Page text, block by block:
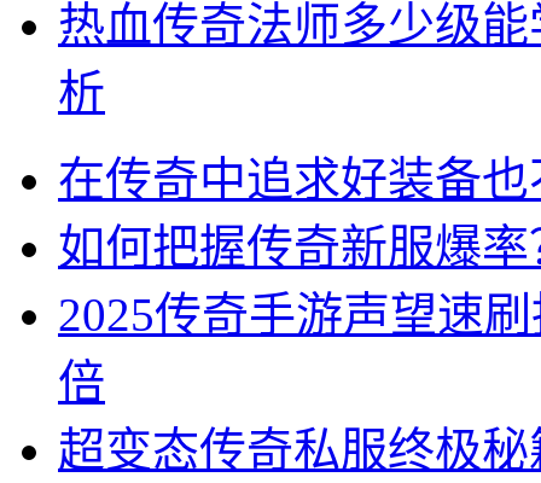
热血传奇法师多少级
析
在传奇中追求好装备
如何把握传奇新服爆
2025传奇手游声望速
倍
超变态传奇私服终极